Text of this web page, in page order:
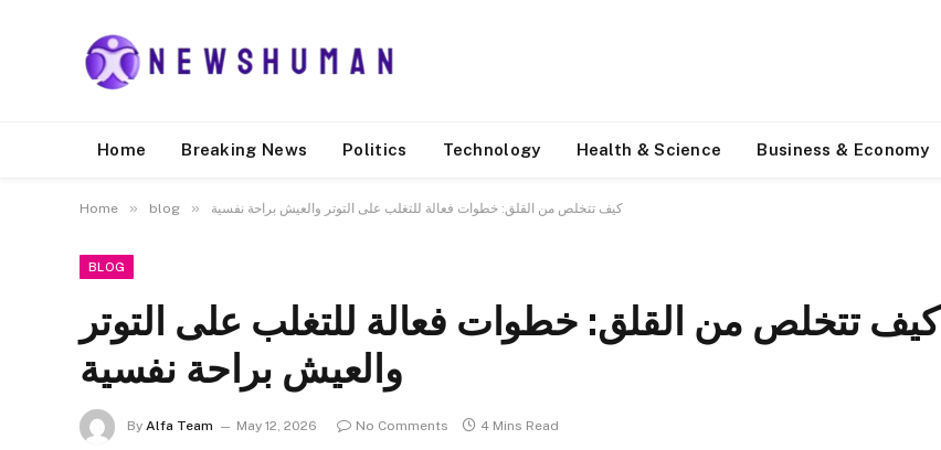
Home Breaking News Politics Technology Health & Science Business & Economy
Home » blog » كيف تتخلص من القلق: خطوات فعالة للتغلب على التوتر والعيش براحة نفسية
BLOG
كيف تتخلص من القلق: خطوات فعالة للتغلب على التوتر
والعيش براحة نفسية
By Alfa Team May 12, 2026 No Comments 4 Mins Read